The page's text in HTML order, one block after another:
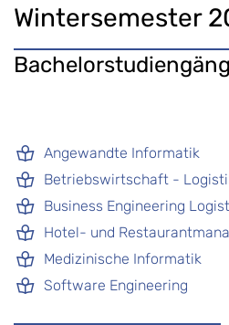
Wintersemester
Angewandte Informatik
Betriebswirtschaft -
Business Engineering
Hotel- und
Medizinische Informatik
Software Engineering